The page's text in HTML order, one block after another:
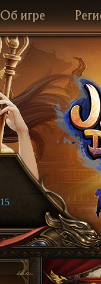
Об игре
15